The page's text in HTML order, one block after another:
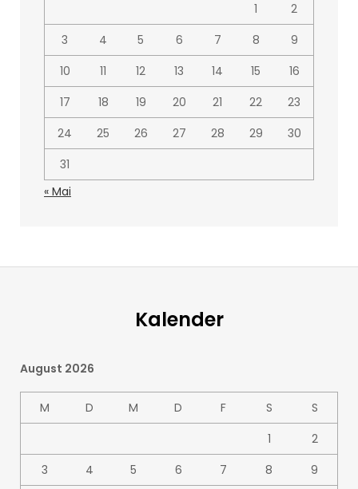
1
2
3
4 5 6 7 8
9
10
11 12 13 14 15
16
17
18 19 20 21 22
23
24
25 26 27 28 29
30
31
« Mai
Kalender
August 2026
M D M D F S
S
1
2
3
4 5 6 7 8
9